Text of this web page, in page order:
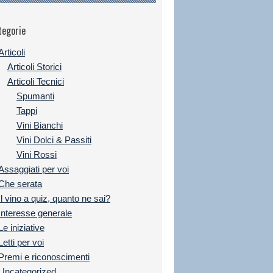
Articoli Storici
Articoli Tecnici
Spumanti
Tappi
Vini Bianchi
Vini Dolci & Passiti
Vini Rossi
per voi
serata
vino a quiz, quanto ne sai?
generale
iniziative
per voi
e riconoscimenti